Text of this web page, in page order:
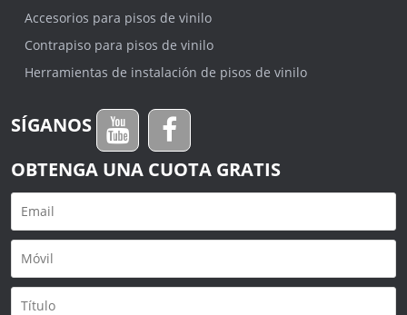
Accesorios para pisos de vinilo
Contrapiso para pisos de vinilo
Herramientas de instalación de pisos de vinilo
SÍGANOS
OBTENGA UNA CUOTA GRATIS